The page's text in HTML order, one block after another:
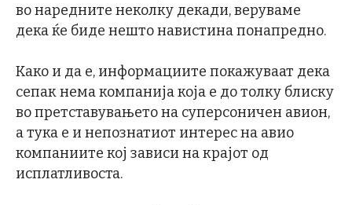
во наредните неколку декади, веруваме
дека ќе биде нешто навистина понапредно.
Како и да е, информациите покажуваат дека
сепак нема компанија која е до толку блиску
во претставувањето на суперсоничен авион,
а тука е и непознатиот интерес на авио
компаниите кој зависи на крајот од
исплатливоста.